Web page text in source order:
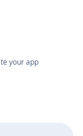
your app